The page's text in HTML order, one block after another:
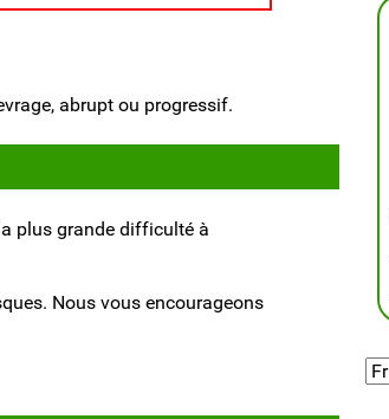
abrupt ou progressif.
plus grande difficulté à
Nous vous encourageons